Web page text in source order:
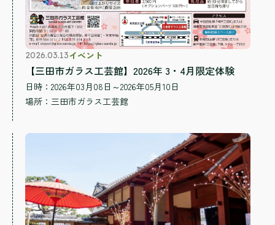
2026.03.13イベント
【三田市ガラス工芸館】2026年 3・4月限定体験
日時：2026年03月08日～2026年05月10日
場所： 三田市ガラス工芸館